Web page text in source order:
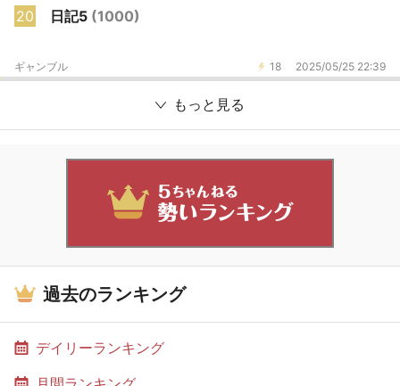
20 日記5 (1000)
18 2025/05/25 22:39
ギャンブル
もっと見る
過去のランキング
デイリーランキング